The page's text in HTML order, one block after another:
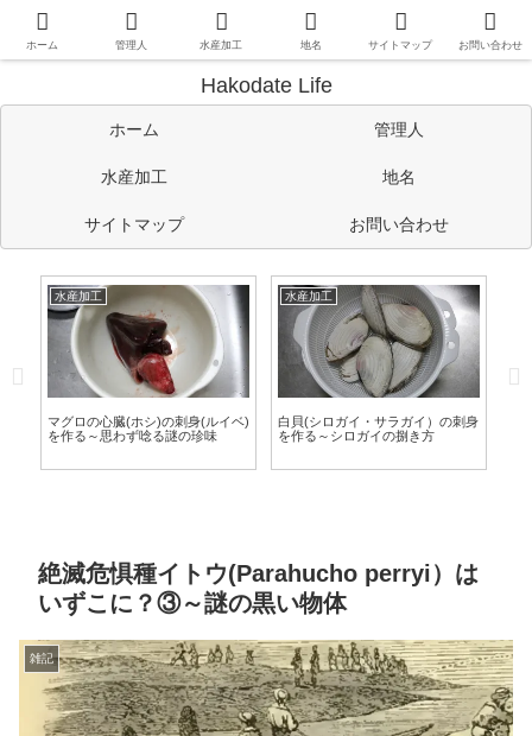
ています。
Hakodate Life
ホーム 管理人
水産加工 地名
サイトマップ お問い合わせ
水産加工
マグロの心臓(ホシ)の刺身(ルイベ)
を作る～思わず唸る謎の珍味
水産加工
白貝(シロガイ・サラガイ）の刺身
を作る～シロガイの捌き方
絶滅危惧種イトウ(Parahucho perryi）は
いずこに？③～謎の黒い物体
雑記
ホーム 管理人 水産加工 地名 サイトマップ お問い合わせ